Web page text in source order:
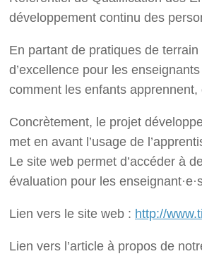
développement continu des
En partant de pratiques de
d’excellence pour les
comment les enfants
Concrètement, le projet
met en avant l’usage de
Le site web permet d’accéder à
évaluation pour les
Lien vers le site web : http://
Lien vers l’article à propos de